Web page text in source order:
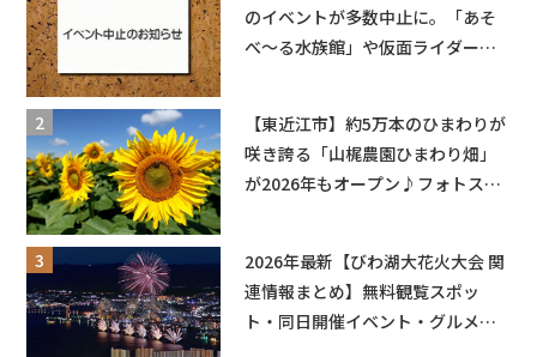
のイベントが多数中止に。「あそ
べ〜る水族館」や仮面ライダーシ
【東近江市】約5万本のひまわりが
咲き誇る「山梶農園ひまわり畑」
が2026年もオープン♪フォトスポ
2026年最新【びわ湖大花火大会 関
連情報まとめ】無料観覧スポッ
ト・同日開催イベント・グルメマ